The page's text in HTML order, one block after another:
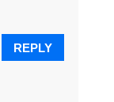
REPLY